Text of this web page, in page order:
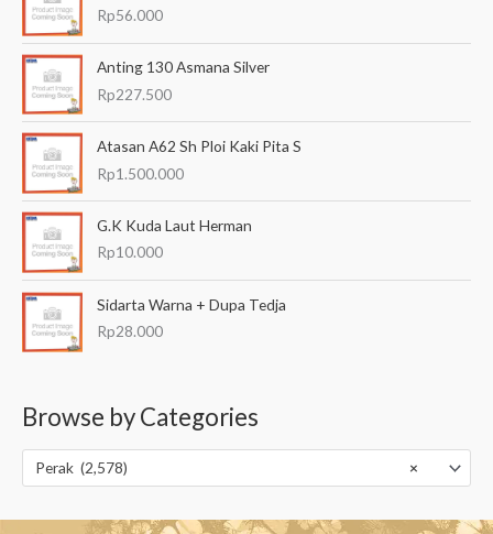
Rp56.000
Anting 130 Asmana Silver
Rp227.500
Atasan A62 Sh Ploi Kaki Pita S
Rp1.500.000
G.K Kuda Laut Herman
Rp10.000
Sidarta Warna + Dupa Tedja
Rp28.000
Browse by Categories
×
Perak (2,578)